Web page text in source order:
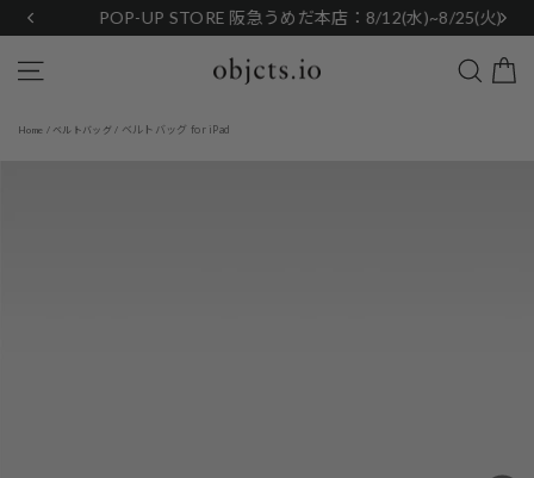
content
POP-UP STORE 阪急うめだ本店：8/12(水)~8/25(火)
Search
Home / ベルトバッグ / ベルトバッグ for iPad